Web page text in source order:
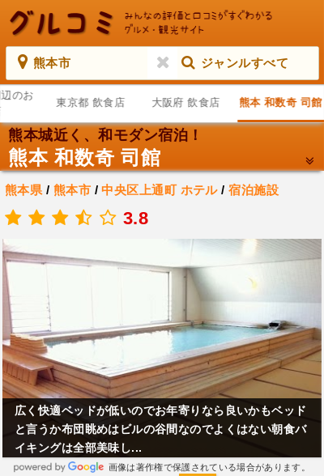
熊本市 ジャンルすべて
のお
東京都 飲食店 大阪府 飲食店 熊本 和数奇 司館
熊本城近く、和モダン宿泊！
熊本 和数奇 司館
熊本県 / 熊本市 /中央区上通町 ホテル/宿泊施設
3.8
広く快適ベッドが低いのでお年寄りなら良いかもベッド
と言うか布団眺めはビルの谷間なのでよくはない朝食バ
イキングは全部美味し...
画像は著作権で保護されている場合があります。